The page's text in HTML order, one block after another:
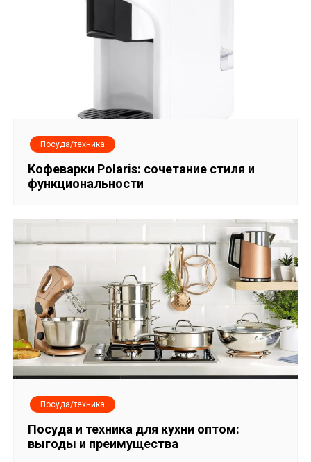
Посуда/техника
Кофеварки Polaris: сочетание стиля и
функциональности
Посуда/техника
Посуда и техника для кухни оптом:
выгоды и преимущества